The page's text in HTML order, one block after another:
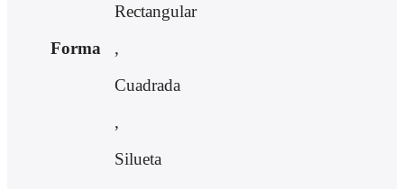
Forma
Rectangular
,
Cuadrada
,
Silueta